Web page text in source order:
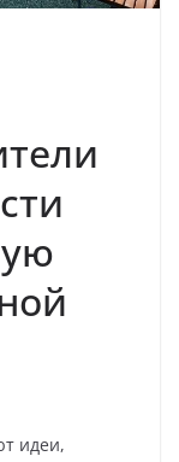
идеи,